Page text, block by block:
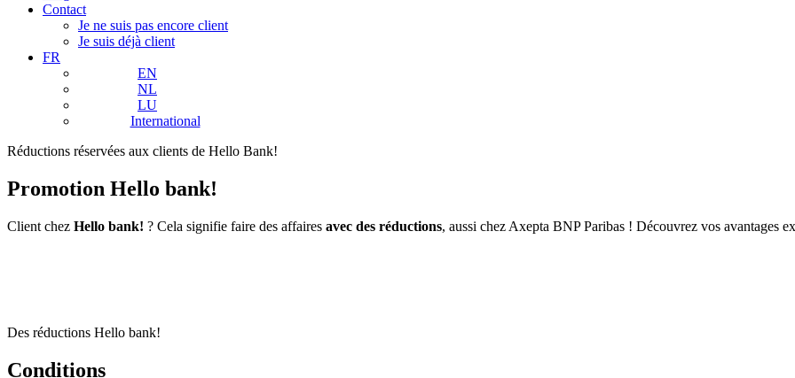
Contact
Je ne suis pas encore client
Je suis déjà client
FR
EN
NL
LU
International
Réductions réservées aux clients de Hello Bank!
Promotion Hello bank!
Client chez Hello bank! ? Cela signifie faire des affaires avec des réductions, aussi chez Axepta BNP Paribas ! Découvrez vos avantages
Des réductions Hello bank!
Conditions